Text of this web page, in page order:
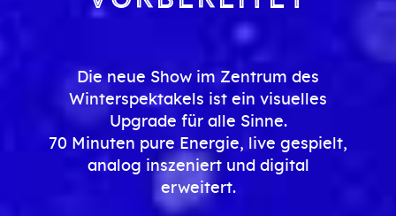
Die neue Show im Zentrum des
Winterspektakels ist ein visuelles
Upgrade für alle Sinne.
70 Minuten pure Energie, live gespielt,
analog inszeniert und digital
erweitert.